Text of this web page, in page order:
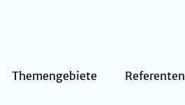
Themengebiete Referenten